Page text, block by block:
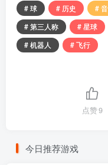
# 球
# 历史 #
# 第三人称
# 星球
# 机器人
# 飞行
点赞9
今日推荐游戏